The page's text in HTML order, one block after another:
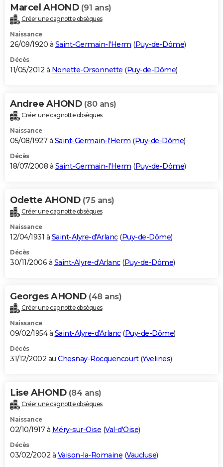
Marcel AHOND (91 ans)
Créer une cagnotte obsèques
Naissance
26/09/1920 à Saint-Germain-l'Herm (Puy-de-Dôme)
Décès
11/05/2012 à Nonette-Orsonnette (Puy-de-Dôme)
Andree AHOND (80 ans)
Créer une cagnotte obsèques
Naissance
05/08/1927 à Saint-Germain-l'Herm (Puy-de-Dôme)
Décès
18/07/2008 à Saint-Germain-l'Herm (Puy-de-Dôme)
Odette AHOND (75 ans)
Créer une cagnotte obsèques
Naissance
12/04/1931 à Saint-Alyre-d'Arlanc(Puy-de-Dôme)
Décès
30/11/2006 à Saint-Alyre-d'Arlanc(Puy-de-Dôme)
Georges AHOND (48 ans)
Créer une cagnotte obsèques
Naissance
09/02/1954 à Saint-Alyre-d'Arlanc(Puy-de-Dôme)
Décès
31/12/2002 au Chesnay-Rocquencourt(Yvelines)
Lise AHOND (84 ans)
Créer une cagnotte obsèques
Naissance
02/10/1917 à Méry-sur-Oise (Val-d'Oise)
Décès
03/02/2002 à Vaison-la-Romaine (Vaucluse)